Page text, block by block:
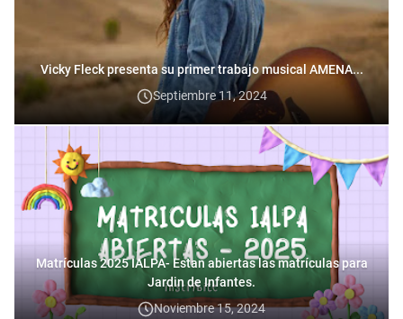
Vicky Fleck presenta su primer trabajo musical AMENA...
Septiembre 11, 2024
Matrículas 2025 IALPA- Estan abiertas las matrículas para
Jardin de Infantes.
Noviembre 15, 2024